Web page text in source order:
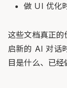
做 UI 优化
这些文档真正
启新的 AI 对话
目是什么、已经